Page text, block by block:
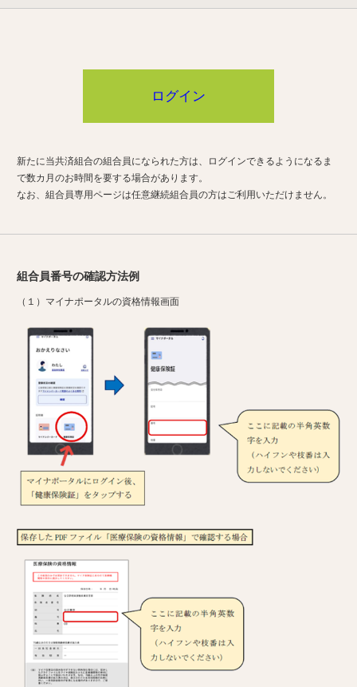
ログイン
新たに当共済組合の組合員になられた方は、ログインできるようになるま
で数カ月のお時間を要する場合があります。
なお、組合員専用ページは任意継続組合員の方はご利用いただけません。
組合員番号の確認方法例
（１）マイナポータルの資格情報画面